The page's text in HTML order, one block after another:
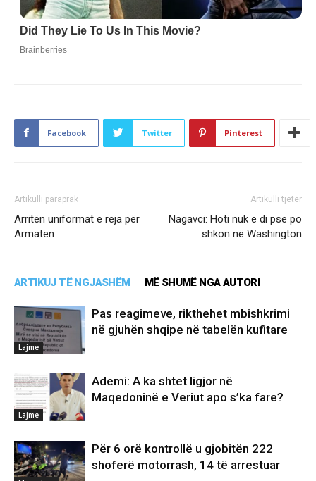
Facebook Twitter Pinterest
Artikulli paraprak
Arritën uniformat e reja për
Armatën
Artikulli tjetër
Nagavci: Hoti nuk e di pse po
shkon në Washington
ARTIKUJ TË NGJASHËM MË SHUMË NGA AUTORI
Lajme
Pas reagimeve, rikthehet mbishkrimi
në gjuhën shqipe në tabelën kufitare
Lajme
Ademi: A ka shtet ligjor në
Maqedoninë e Veriut apo s’ka fare?
Për 6 orë kontrollë u gjobitën 222
shoferë motorrash, 14 të arrestuar